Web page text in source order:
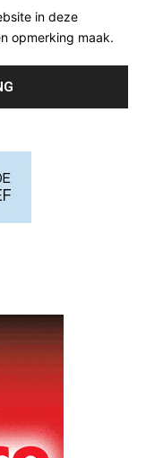
in deze
opmerking maak.